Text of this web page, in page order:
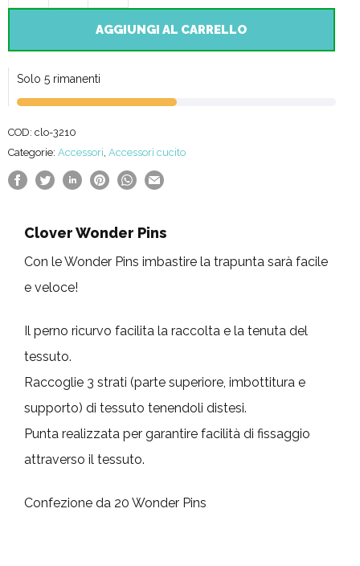
Pins
-
quantità
AGGIUNGI AL CARRELLO
Solo 5 rimanenti
COD: clo-3210
Categorie: Accessori Accessori cucito
Clover Wonder Pins
Con le Wonder Pins imbastire la trapunta sarà facile
e veloce!
Il perno ricurvo facilita la raccolta e la tenuta del
tessuto.
Raccoglie 3 strati (parte superiore, imbottitura e
supporto) di tessuto tenendoli distesi.
Punta realizzata per garantire facilità di fissaggio
attraverso il tessuto.
Confezione da 20 Wonder Pins